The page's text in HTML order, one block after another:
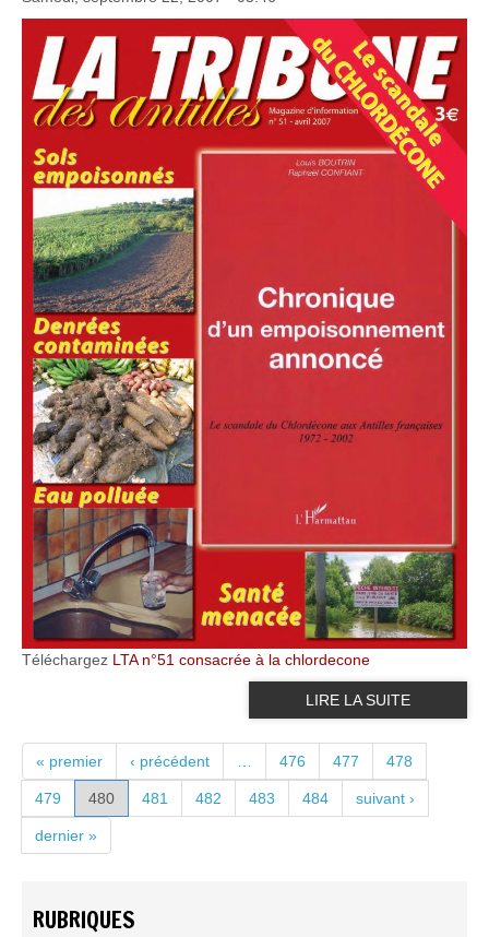
Téléchargez LTA n°51 consacrée à la chlordecone
LIRE LA SUITE
PAGES
« premier ‹ précédent 476 477 478
479 480 481 482 483 484 suivant ›
dernier »
RUBRIQUES